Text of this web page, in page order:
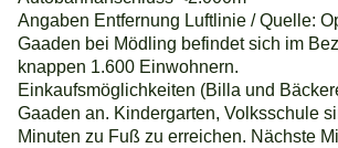
Angaben Entfernung Luftlinie / Quelle:
Gaaden bei Mödling befindet sich im
knappen 1.600 Einwohnern.
Einkaufsmöglichkeiten (Billa und
Gaaden an. Kindergarten, Volksschule
Minuten zu Fuß zu erreichen. Nächste